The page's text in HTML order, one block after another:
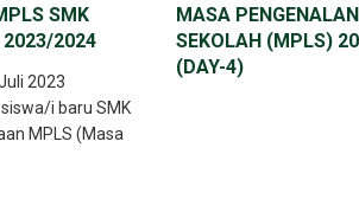
SMK
2024
2023
i baru SMK
MPLS (Masa
MASA
SEKOLAH (MPLS)
(DAY-4)